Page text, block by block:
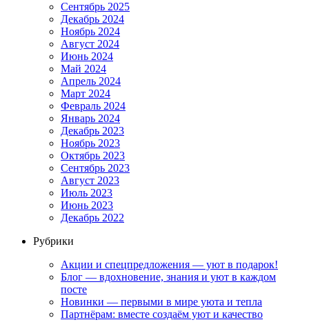
Сентябрь 2025
Декабрь 2024
Ноябрь 2024
Август 2024
Июнь 2024
Май 2024
Апрель 2024
Март 2024
Февраль 2024
Январь 2024
Декабрь 2023
Ноябрь 2023
Октябрь 2023
Сентябрь 2023
Август 2023
Июль 2023
Июнь 2023
Декабрь 2022
Рубрики
Акции и спецпредложения — уют в подарок!
Блог — вдохновение, знания и уют в каждом
посте
Новинки — первыми в мире уюта и тепла
Партнёрам: вместе создаём уют и качество